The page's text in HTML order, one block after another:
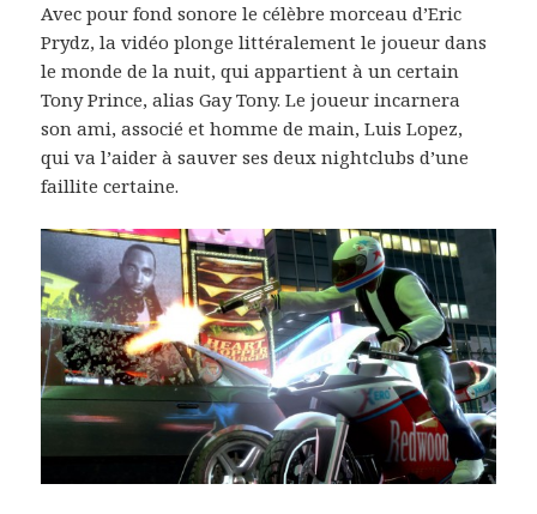
Avec pour fond sonore le célèbre morceau d’Eric
Prydz, la vidéo plonge littéralement le joueur dans
le monde de la nuit, qui appartient à un certain
Tony Prince, alias Gay Tony. Le joueur incarnera
son ami, associé et homme de main, Luis Lopez,
qui va l’aider à sauver ses deux nightclubs d’une
faillite certaine.